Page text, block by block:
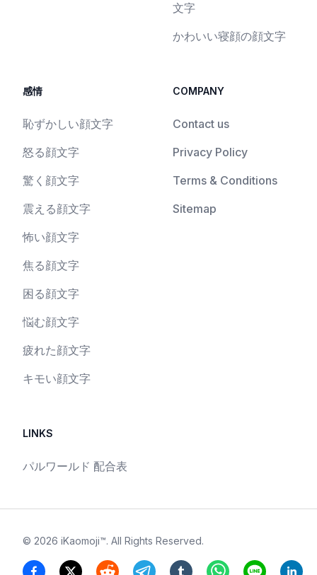
文字
かわいい寝顔の顔文字
感情
恥ずかしい顔文字
怒る顔文字
驚く顔文字
震える顔文字
怖い顔文字
焦る顔文字
困る顔文字
悩む顔文字
疲れた顔文字
キモい顔文字
COMPANY
Contact us
Privacy Policy
Terms & Conditions
Sitemap
LINKS
パルワールド 配合表
© 2026 iKaomoji™. All Rights Reserved.